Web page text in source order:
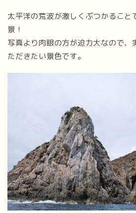
太平洋の荒波が激しくぶつかること
景！
写真より肉眼の方が迫力大なので、
ただきたい景色です。